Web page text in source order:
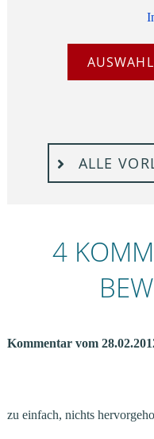
AUSWAHL
ALLE
4
Kommentar vom
zu einfach, nichts